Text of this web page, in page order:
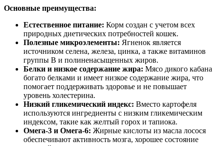
Основные преимущества:
Естественное питание: Корм создан с учетом всех
природных диетических потребностей кошек.
Полезные микроэлементы: Ягненок является
источником селена, железа, цинка, а также витаминов
группы В и полиненасыщенных жиров.
Белки и низкое содержание жира: Мясо дикого кабана
богато белками и имеет низкое содержание жира, что
помогает поддерживать здоровье и не повышает
уровень холестерина.
Низкий гликемический индекс: Вместо картофеля
используются ингредиенты с низким гликемическим
индексом, такие как желтый горох и тапиока.
Омега-3 и Омега-6: Жирные кислоты из масла лосося
обеспечивают активность мозга, хорошее состояние